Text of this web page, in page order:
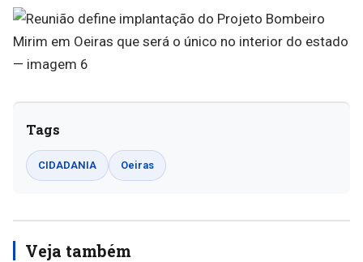
Tags
CIDADANIA Oeiras
Veja também